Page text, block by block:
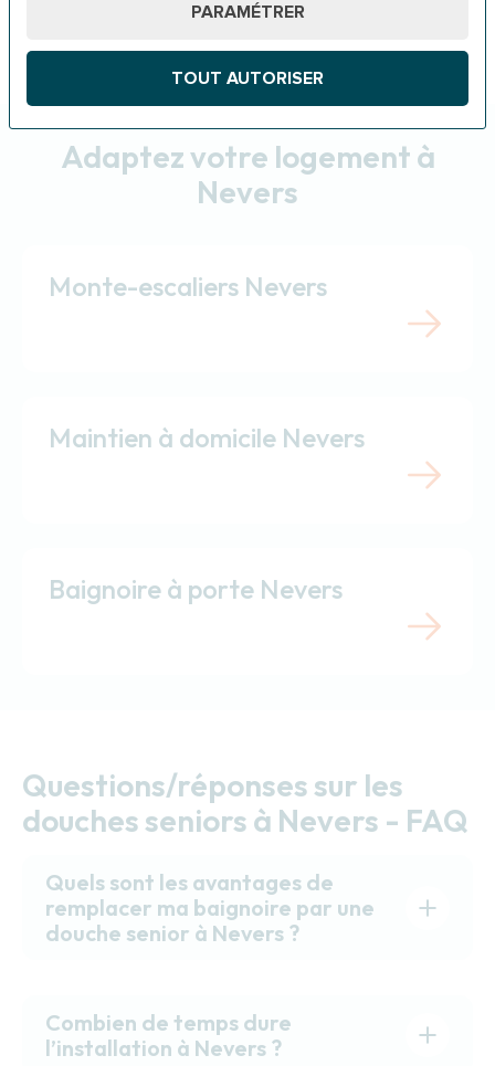
PARAMÉTRER
TOUT AUTORISER
Pougues-les-Eaux, Fourchambault, Saint-Éloi, Sermoise-
Adaptez votre logement à
Nevers
Monte-escaliers Nevers
Maintien à domicile Nevers
Baignoire à porte Nevers
Questions/réponses sur les
douches seniors à Nevers - FAQ
Quels sont les avantages de
remplacer ma baignoire par une
douche senior à Nevers ?
Combien de temps dure
l’installation à Nevers ?